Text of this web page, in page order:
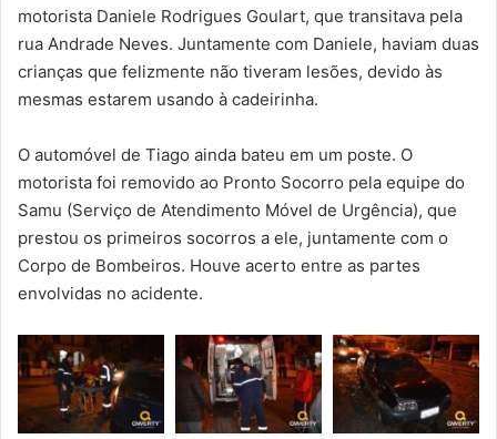
motorista Daniele Rodrigues Goulart, que transitava pela
rua Andrade Neves. Juntamente com Daniele, haviam duas
crianças que felizmente não tiveram lesões, devido às
mesmas estarem usando à cadeirinha.
O automóvel de Tiago ainda bateu em um poste. O
motorista foi removido ao Pronto Socorro pela equipe do
Samu (Serviço de Atendimento Móvel de Urgência), que
prestou os primeiros socorros a ele, juntamente com o
Corpo de Bombeiros. Houve acerto entre as partes
envolvidas no acidente.